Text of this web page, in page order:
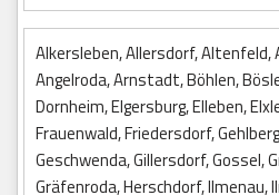
Alkersleben, Allersdorf, Altenfeld,
Angelroda, Arnstadt, Böhlen,
Dornheim, Elgersburg, Elleben,
Frauenwald, Friedersdorf,
Geschwenda, Gillersdorf, Gossel,
Gräfenroda, Herschdorf, Ilmenau,